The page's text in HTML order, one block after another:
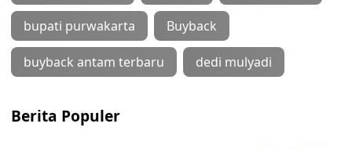
bupati purwakarta Buyback
buyback antam terbaru dedi mulyadi
Berita Populer